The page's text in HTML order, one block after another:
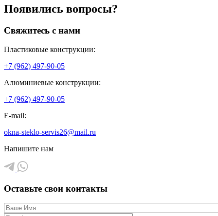
Появились вопросы?
Свяжитесь с нами
Пластиковые конструкции:
+7 (962) 497-90-05
Алюминиевые конструкции:
+7 (962) 497-90-05
E-mail:
okna-steklo-servis26@mail.ru
Напишите нам
Оставьте свои контакты